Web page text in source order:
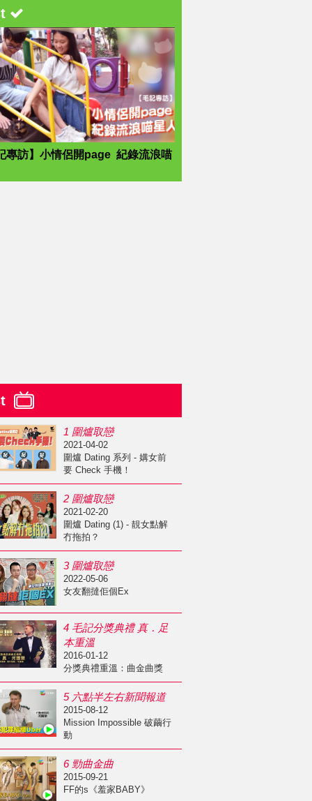
專訪】小情侶開page 紀錄流浪喵
1 圍爐取戀
2021-04-02
圍爐 Dating 系列 - 媾女前
要 Check 手機！
2 圍爐取戀
2021-02-20
圍爐 Dating (1) - 靚女點解
冇拖拍？
3 圍爐取戀
2022-05-06
女友翻撻佢個Ex
4 毛記分獎典禮 真．足
本重溫
2016-01-12
分獎典禮重溫：曲金曲獎
5 六點半左右新聞報道
2015-08-12
Mission Impossible 破繭行
動
6 勁曲金曲
2015-09-21
FF的s《羞家BABY》